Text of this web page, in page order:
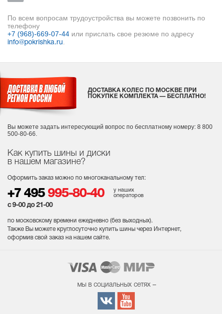
По всем вопросам трудоустройства вы можете позвонить по
телефону
+7 (968)-669-07-44 или прислать свое резюме по адресу
info@pokrishka.ru
Как купить шины и диски
в нашем магазине?
Оформить заказ можно по многоканальному тел:
+7 495 995-80-40
у наших
операторов
с 9-00 до 21-00
по московскому времени ежедневно (без выходных).
Также Вы можете круглосуточно купить шины через Интернет,
оформив свой заказ на нашем сайте.
ДОСТАВКА КОЛЕС ПО МОСКВЕ ПРИ
ПОКУПКЕ КОМПЛЕКТА — БЕСПЛАТНО!
Вы можете задать интересующий вопрос по бесплатному номеру: 8 800
500-80-66.
мы в социальных сетях –